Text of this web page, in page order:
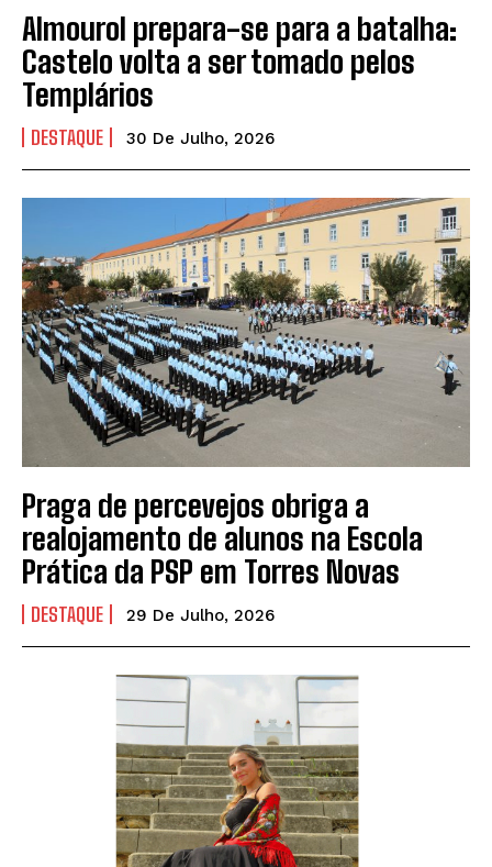
Almourol prepara-se para a batalha:
Castelo volta a ser tomado pelos
Templários
DESTAQUE 30 De Julho, 2026
Praga de percevejos obriga a
realojamento de alunos na Escola
Prática da PSP em Torres Novas
DESTAQUE 29 De Julho, 2026